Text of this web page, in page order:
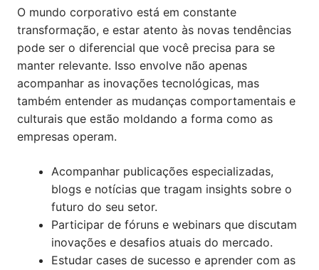
O mundo corporativo está em constante
transformação, e estar atento às novas tendências
pode ser o diferencial que você precisa para se
manter relevante. Isso envolve não apenas
acompanhar as inovações tecnológicas, mas
também entender as mudanças comportamentais e
culturais que estão moldando a forma como as
empresas operam.
Acompanhar publicações especializadas,
blogs e notícias que tragam insights sobre o
futuro do seu setor.
Participar de fóruns e webinars que discutam
inovações e desafios atuais do mercado.
Estudar cases de sucesso e aprender com as